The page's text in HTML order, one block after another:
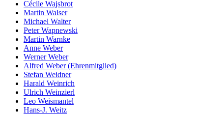
Cécile Wajsbrot
Martin Walser
Michael Walter
Peter Wapnewski
Martin Warnke
Anne Weber
Werner Weber
Alfred Weber (Ehrenmitglied)
Stefan Weidner
Harald Weinrich
Ulrich Weinzierl
Leo Weismantel
Hans-J. Weitz